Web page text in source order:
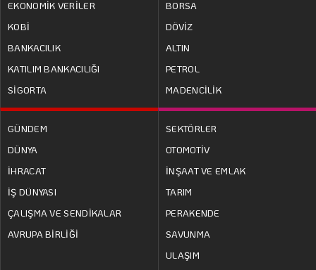
EKONOMİK VERİLER
KOBİ
BANKACILIK
KATILIM BANKACILIĞI
SİGORTA
BORSA
DÖVİZ
ALTIN
PETROL
MADENCİLİK
GÜNDEM
DÜNYA
İHRACAT
İŞ DÜNYASI
ÇALIŞMA VE SENDİKALAR
AVRUPA BİRLİĞİ
SEKTÖRLER
OTOMOTİV
İNŞAAT VE EMLAK
TARIM
PERAKENDE
SAVUNMA
ULAŞIM